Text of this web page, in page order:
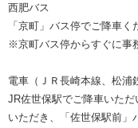
西肥バス
「京町」バス停でご降車く
※京町バス停からすぐに事
電車（ＪＲ長崎本線、松浦
JR佐世保駅でご降車いた
いただき、「佐世保駅前」